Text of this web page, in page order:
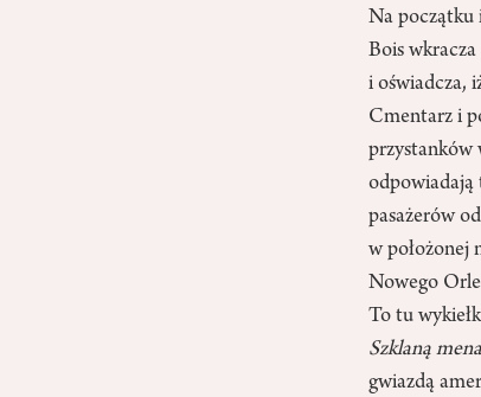
Na początku
Bois
i oświadcza,
Cmentarz i
przystanków
odpowiadają
pasażerów
w położonej
Nowego
To tu
Szklaną
gwiazdą